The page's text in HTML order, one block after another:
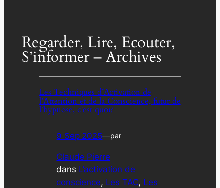
Regarder, Lire, Ecouter,
S’informer – Archives
Les Techniques d’Activation de
l’Attention et de la Conscience, futur de
l’hypnose, c’est quoi?
9 Sep 2025—par
Claude Pierre
dans L’activation de
conscience, Les TAC, Les